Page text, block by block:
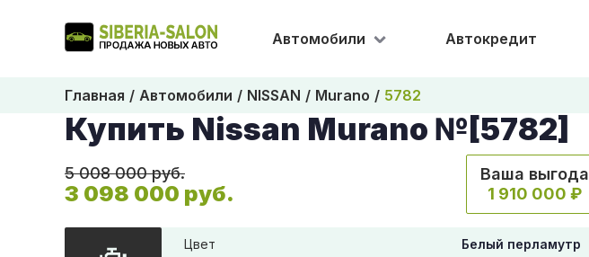
Автомобили Автокредит
Главная Автомобили NISSAN Murano 5782
Купить Nissan Murano №[5782]
5 008 000 руб.
3 098 000 руб.
Ваша выгода
1 910 000 ₽
Цвет Белый перламутр